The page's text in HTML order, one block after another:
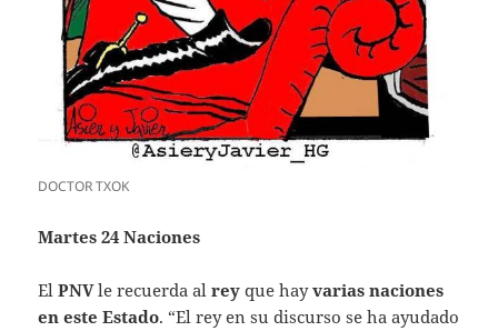
DOCTOR TXOK
Martes 24 Naciones
ElPNVle recuerda alreyque hayvarias naciones
en este Estado. “El rey en su discurso se ha ayudado